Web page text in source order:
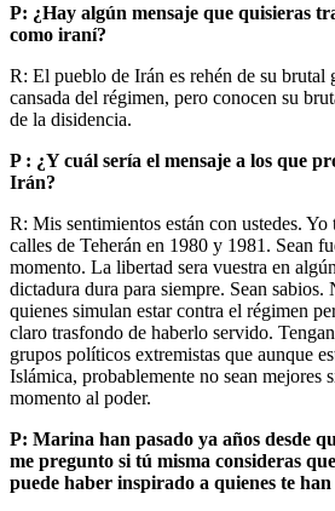
P: ¿Hay algún mensaje que quisieras
como iraní?
R: El pueblo de Irán es rehén de su brutal
cansada del régimen, pero conocen su
de la disidencia.
P : ¿Y cuál sería el mensaje a los que
Irán?
R: Mis sentimientos están con ustedes. Yo
calles de Teherán en 1980 y 1981. Sean
momento. La libertad sera vuestra en
dictadura dura para siempre. Sean sabios.
quienes simulan estar contra el régimen
claro trasfondo de haberlo servido.
grupos políticos extremistas que aunque
Islámica, probablemente no sean mejores
momento al poder.
P: Marina han pasado ya años desde
me pregunto si tú misma consideras
puede haber inspirado a quienes te